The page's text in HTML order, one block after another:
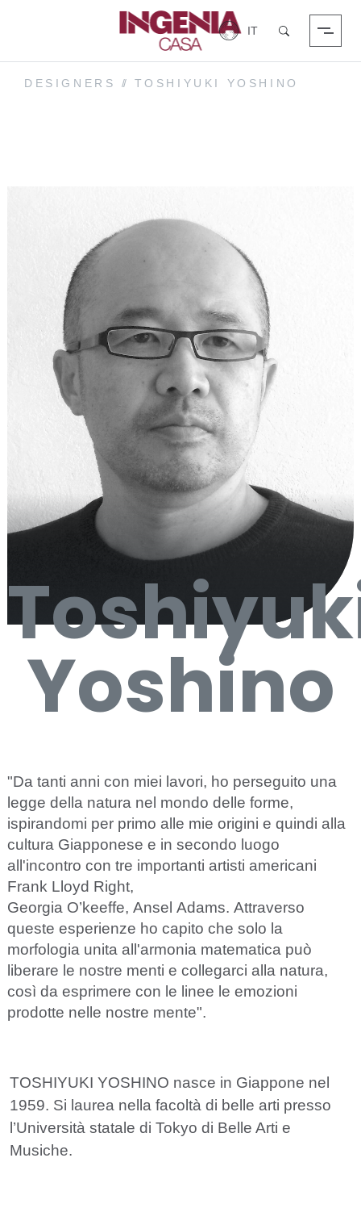
Cerca
Login
DESIGNERS // TOSHIYUKI YOSHINO
"Da tanti anni con miei lavori, ho perseguito una
legge della natura nel mondo delle forme,
ispirandomi per primo alle mie origini e quindi alla
cultura Giapponese e in secondo luogo
all'incontro con tre importanti artisti americani
Frank Lloyd Right,
Yoshino
Georgia O’keeffe, Ansel Adams. Attraverso
queste esperienze ho capito che solo la
morfologia unita all'armonia matematica può
liberare le nostre menti e collegarci alla natura,
così da esprimere con le linee le emozioni
prodotte nelle nostre mente".
TOSHIYUKI YOSHINO nasce in Giappone nel
1959. Si laurea nella facoltà di belle arti presso
l’Università statale di Tokyo di Belle Arti e
Musiche.